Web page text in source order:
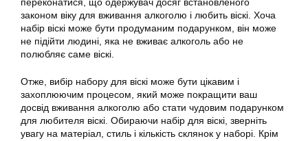
законом віку для вживання алкоголю і любить віскі. Хоча
набір віскі може бути продуманим подарунком, він може
не підійти людині, яка не вживає алкоголь або не
полюбляє саме віскі.
Отже, вибір набору для віскі може бути цікавим і
захоплюючим процесом, який може покращити ваш
досвід вживання алкоголю або стати чудовим подарунком
для любителя віскі. Обираючи набір для віскі, зверніть
увагу на матеріал, стиль і кількість склянок у наборі. Крім